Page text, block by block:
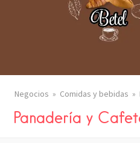
Negocios Comidas y bebidas
Panadería y